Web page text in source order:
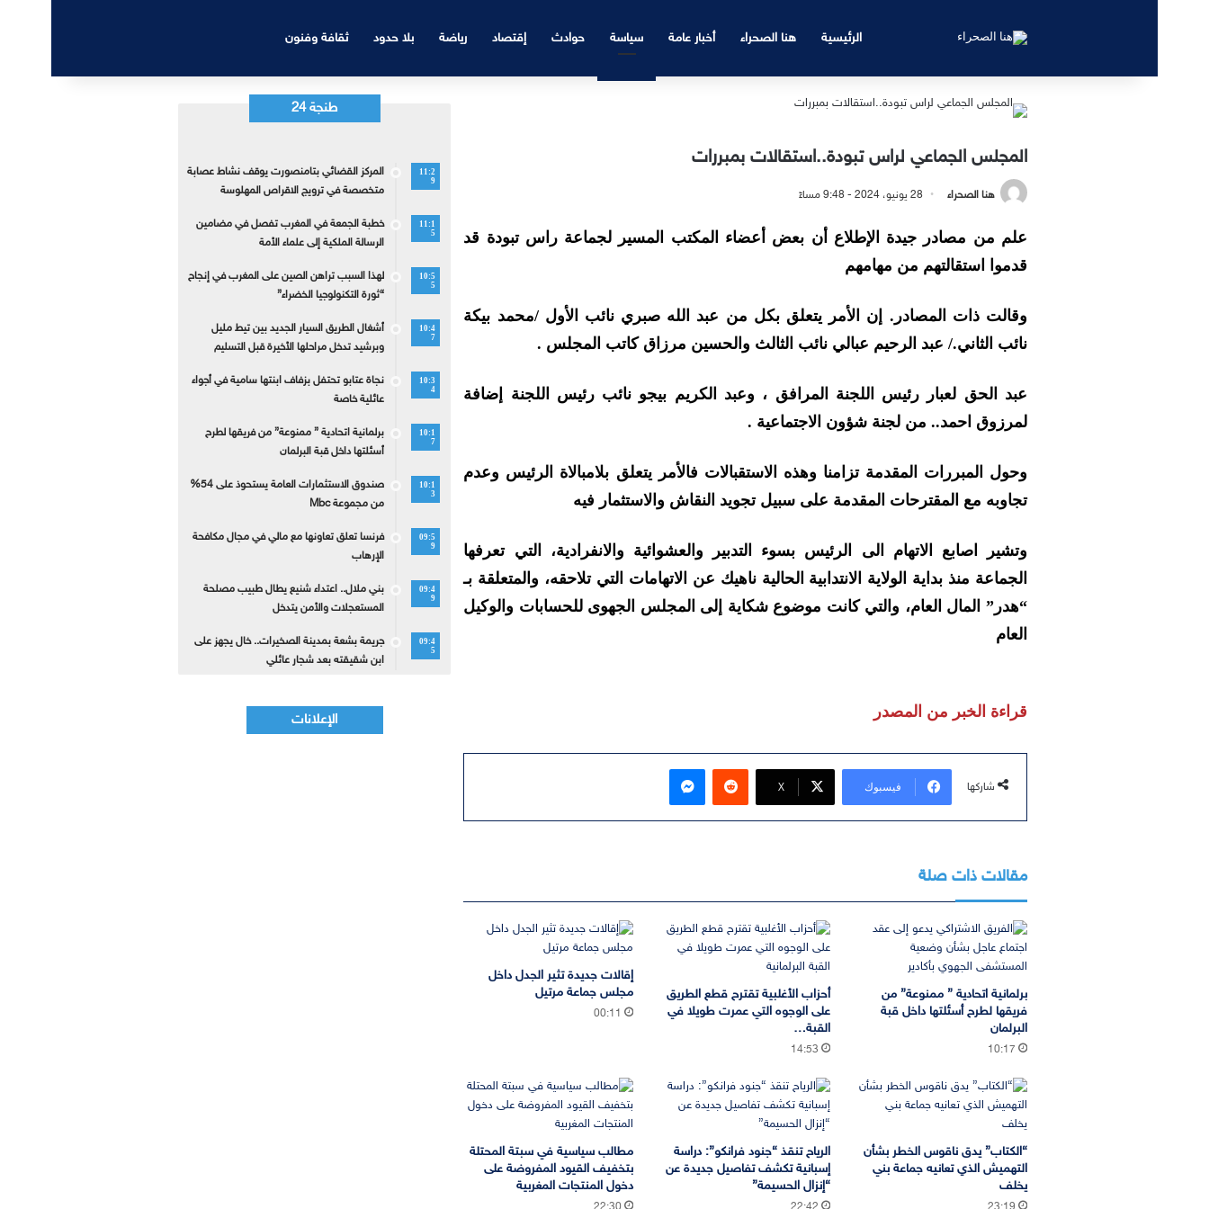
الرئيسية هنا الصحراء أخبار عامة سياسة حوادث إقتصاد رياضة بلا حدود ثقافة وفنون
المجلس الجماعي لراس تبودة..استقالات بمبررات
هنا الصحراء 28 يونيو، 2024 - 9:48 مساءً
علم من مصادر جيدة الإطلاع أن بعض أعضاء المكتب المسير لجماعة راس تبودة قد
قدموا استقالتهم من مهامهم
وقالت ذات المصادر. إن الأمر يتعلق بكل من عبد الله صبري نائب الأول /محمد بيكة
نائب الثاني./ عبد الرحيم عبالي نائب الثالث والحسين مرزاق كاتب المجلس .
عبد الحق لعبار رئيس اللجنة المرافق ، وعبد الكريم بيجو نائب رئيس اللجنة إضافة
لمرزوق احمد.. من لجنة شؤون الاجتماعية .
وحول المبررات المقدمة تزامنا وهذه الاستقبالات فالأمر يتعلق بلامبالاة الرئيس وعدم
تجاوبه مع المقترحات المقدمة على سبيل تجويد النقاش والاستثمار فيه
وتشير اصابع الاتهام الى الرئيس بسوء التدبير والعشوائية والانفرادية، التي تعرفها
الجماعة منذ بداية الولاية الانتدابية الحالية ناهيك عن الاتهامات التي تلاحقه، والمتعلقة بـ
“هدر” المال العام، والتي كانت موضوع شكاية إلى المجلس الجهوى للحسابات والوكيل
العام
قراءة الخبر من المصدر
شاركها فيسبوك ‫X
ماسنجر
مقالات ذات صلة
برلمانية اتحادية ” ممنوعة” من
فريقها لطرح أسئلتها داخل قبة
البرلمان
10:17
أحزاب الأغلبية تقترح قطع الطريق
على الوجوه التي عمرت طويلا في
القبة…
14:53
إقالات جديدة تثير الجدل داخل
مجلس جماعة مرتيل
00:11
“الكتاب” يدق ناقوس الخطر بشأن
التهميش الذي تعانيه جماعة بني
يخلف
الرياح تنقذ “جنود فرانكو”: دراسة
إسبانية تكشف تفاصيل جديدة عن
“إنزال الحسيمة”
مطالب سياسية في سبتة المحتلة
بتخفيف القيود المفروضة على
دخول المنتجات المغربية
طنجة 24
11:2
9
المركز القضائي بتامنصورت يوقف نشاط عصابة
متخصصة في ترويج الاقراص المهلوسة
11:1
5
خطبة الجمعة في المغرب تفصل في مضامين
الرسالة الملكية إلى علماء الأمة
10:5
5
لهذا السبب تراهن الصين على المغرب في إنجاح
“ثورة التكنولوجيا الخضراء”
10:4
7
أشغال الطريق السيار الجديد بين تيط مليل
وبرشيد تدخل مراحلها الأخيرة قبل التسليم
10:3
4
نجاة عتابو تحتفل بزفاف ابنتها سامية في أجواء
عائلية خاصة
10:1
7
برلمانية اتحادية ” ممنوعة” من فريقها لطرح
أسئلتها داخل قبة البرلمان
10:1
3
صندوق الاستثمارات العامة يستحوذ على 54%
من مجموعة Mbc
09:5
9
فرنسا تعلق تعاونها مع مالي في مجال مكافحة
الإرهاب
09:4
9
بني ملال.. اعتداء شنيع يطال طبيب مصلحة
المستعجلات والأمن يتدخل
09:4
5
جريمة بشعة بمدينة الصخيرات.. خال يجهز على
ابن شقيقته بعد شجار عائلي
الإعلانات